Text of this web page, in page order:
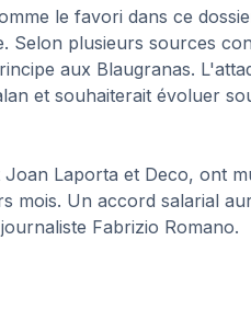
le favori dans ce
Selon plusieurs sources
aux Blaugranas.
et souhaiterait évoluer
Laporta et Deco, ont
mois. Un accord salarial
Fabrizio Romano.